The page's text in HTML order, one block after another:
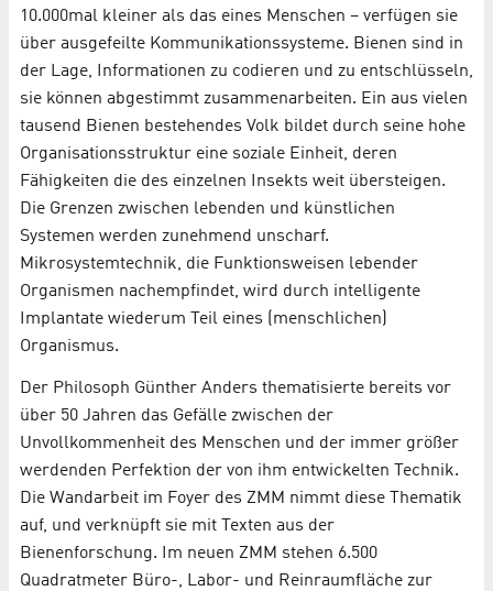
10.000mal kleiner als das eines Menschen – verfügen sie
über ausgefeilte Kommunikationssysteme. Bienen sind in
der Lage, Informationen zu codieren und zu entschlüsseln,
sie können abgestimmt zusammenarbeiten. Ein aus vielen
tausend Bienen bestehendes Volk bildet durch seine hohe
Organisationsstruktur eine soziale Einheit, deren
Fähigkeiten die des einzelnen Insekts weit übersteigen.
Die Grenzen zwischen lebenden und künstlichen
Systemen werden zunehmend unscharf.
Mikrosystemtechnik, die Funktionsweisen lebender
Organismen nachempfindet, wird durch intelligente
Implantate wiederum Teil eines (menschlichen)
Organismus.
Der Philosoph Günther Anders thematisierte bereits vor
über 50 Jahren das Gefälle zwischen der
Unvollkommenheit des Menschen und der immer größer
werdenden Perfektion der von ihm entwickelten Technik.
Die Wandarbeit im Foyer des ZMM nimmt diese Thematik
auf, und verknüpft sie mit Texten aus der
Bienenforschung. Im neuen ZMM stehen 6.500
Quadratmeter Büro-, Labor- und Reinraumfläche zur